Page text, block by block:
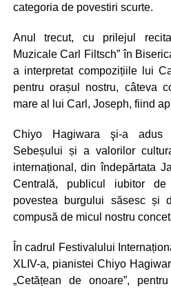
categoria de povestiri scurte.
Anul trecut, cu prilejul
Muzicale Carl Filtsch” în
a interpretat compozițiile lui
pentru orașul nostru, câteva
mare al lui Carl, Joseph, fiind
Chiyo Hagiwara şi-a adus
Sebeșului și a valorilor
internațional, din îndepărtata
Centrală, publicul iubitor
povestea burgului săsesc și
compusă de micul nostru
În cadrul Festivalului
XLIV-a, pianistei Chiyo
„Cetățean de onoare”,